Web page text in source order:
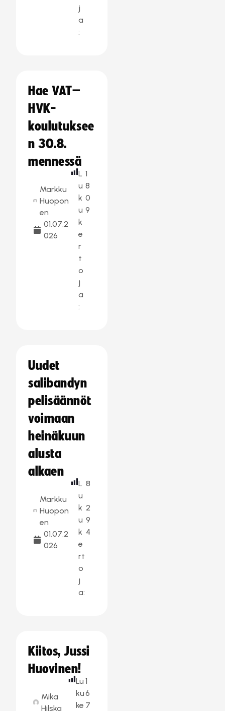
j
a
:
Hae VAT–
HVK-
koulutuksee
n 30.8.
mennessä
Markku
Huopon
en
01.07.2
026
L
u
k
u
k
e
r
t
o
j
a
:
1
8
0
9
Uudet
salibandyn
pelisäännöt
voimaan
heinäkuun
alusta
alkaen
Markku
Huopon
en
01.07.2
026
L
u
k
u
k
e
rt
o
j
a:
8
2
9
4
Kiitos, Jussi
Huovinen!
Mika
Hilska
Lu
ku
ke
1
6
7